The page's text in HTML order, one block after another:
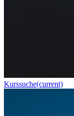
Kurssuche(current)